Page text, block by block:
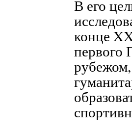
В его
конце
первого